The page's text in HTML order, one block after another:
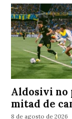
Aldosivi no
mitad de
8 de agosto de 2026